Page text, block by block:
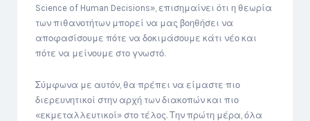
Science of Human Decisions», επισημαίνει ότι η θεωρία
των πιθανοτήτων μπορεί να μας βοηθήσει να
αποφασίσουμε πότε να δοκιμάσουμε κάτι νέο και
πότε να μείνουμε στο γνωστό.
Σύμφωνα με αυτόν, θα πρέπει να είμαστε πιο
διερευνητικοί στην αρχή των διακοπών και πιο
«εκμεταλλευτικοί» στο τέλος. Την πρώτη μέρα, όλα